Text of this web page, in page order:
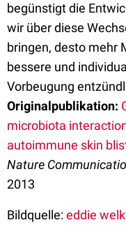
begünstigt die
wir über diese
bringen, desto mehr
bessere und
Vorbeugung
Originalpublikation:
microbiota
autoimmune skin
Nature
2013
Bildquelle:eddie